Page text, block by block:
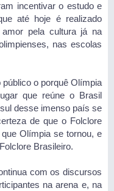
incentivar o estudo e
até hoje é realizado
pela cultura já na
nas escolas
o porquê Olímpia
que reúne o Brasil
desse imenso país se
de que o Folclore
Olímpia se tornou, e
Brasileiro.
com os discursos
na arena e, na